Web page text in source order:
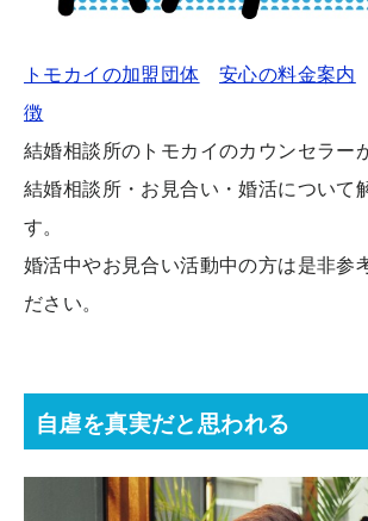
トモカイの加盟団体 安心の料金案内
徴
結婚相談所のトモカイのカウンセラー
結婚相談所・お見合い・婚活について
す。
婚活中やお見合い活動中の方は是非参
ださい。
自虐を真実だと思われる